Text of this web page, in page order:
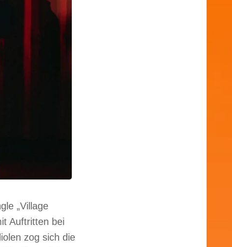
„Village
Auftritten bei
zog sich die